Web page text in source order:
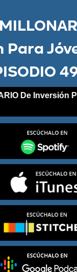
Para
De Inversión
De